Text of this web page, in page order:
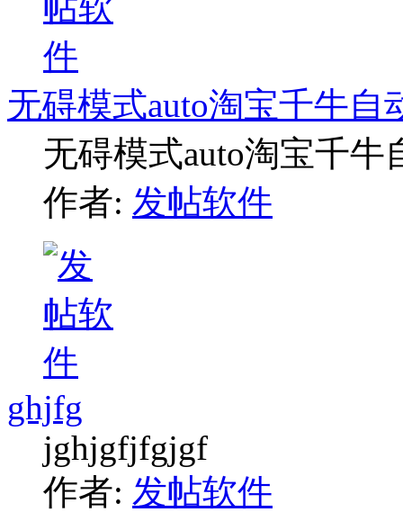
无碍模式auto淘宝千牛自
无碍模式auto淘宝千牛
作者: 发帖软件
ghjfg
jghjgfjfgjgf
作者: 发帖软件